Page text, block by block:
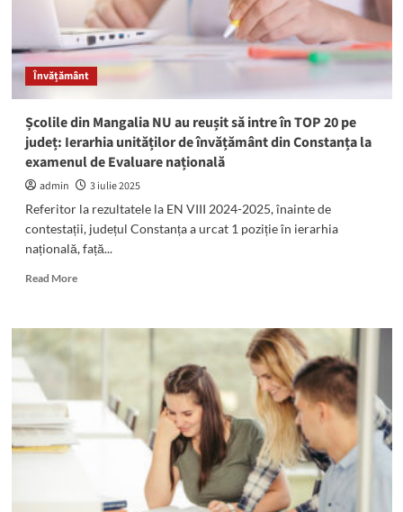
titularizare
la
nivelul
județului
Învățământ
Școlile din Mangalia NU au reușit să intre în TOP 20 pe
județ: Ierarhia unităților de învățământ din Constanța la
examenul de Evaluare națională
admin
3 iulie 2025
Referitor la rezultatele la EN VIII 2024-2025, înainte de
contestații, județul Constanța a urcat 1 poziție în ierarhia
națională, față...
Read MoreRead
Școlile
din
NU
intre